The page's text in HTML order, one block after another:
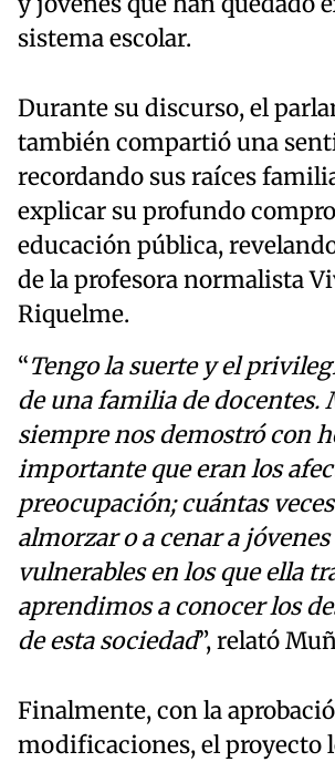
sistema escolar.
Durante su discurso, el
también compartió una
recordando sus raíces
explicar su profundo
educación pública,
de la profesora normalista
Riquelme.
“Tengo la suerte y el
de una familia de docentes.
siempre nos demostró con
importante que eran los
preocupación; cuántas
almorzar o a cenar a
vulnerables en los que ella
aprendimos a conocer los
de esta sociedad”, relató
Finalmente, con la
modificaciones, el proyecto